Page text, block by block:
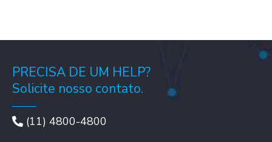
PRECISA DE UM HELP?
Solicite nosso contato.
(11) 4800-4800